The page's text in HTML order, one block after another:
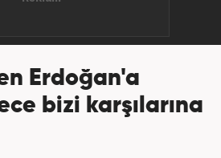
Erdoğan'a
bizi karşılarına